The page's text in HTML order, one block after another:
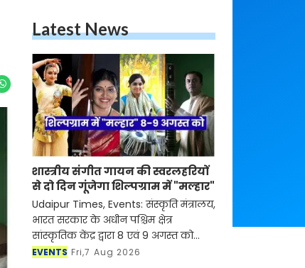
Latest News
शास्त्रीय संगीत गायन की स्वरलहरियों
से दो दिन गूंजेगा शिल्पग्राम में "मल्हार"
Udaipur Times, Events: संस्कृति मंत्रालय,
भारत सरकार के अधीन पश्चिम क्षेत्र
सांस्कृतिक केंद्र द्वारा 8 एवं 9 अगस्त को
शिल्पग्राम स्थित दर्पण सभागार में दो दिवसीय
EVENTS Fri,7 Aug 2026